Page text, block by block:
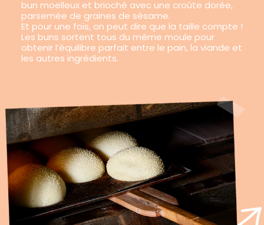
bun moelleux et brioché avec une croûte dorée,
parsemée de graines de sésame.
Et pour une fois, on peut dire que la taille compte !
Les buns sortent tous du même moule pour
obtenir l’équilibre parfait entre le pain, la viande et
les autres ingrédients.